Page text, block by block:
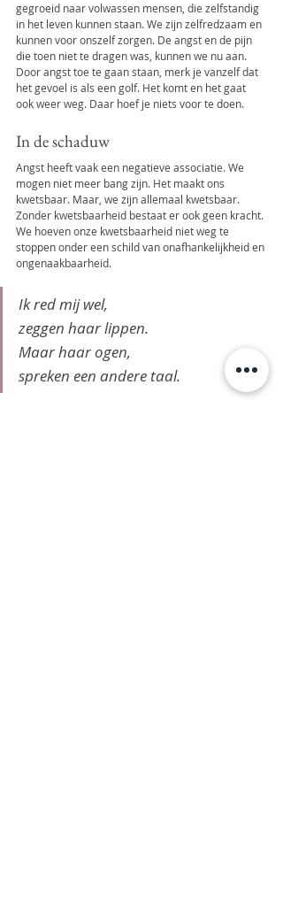
gegroeid naar volwassen mensen, die zelfstandig
in het leven kunnen staan. We zijn zelfredzaam en
kunnen voor onszelf zorgen. De angst en de pijn
die toen niet te dragen was, kunnen we nu aan.
Door angst toe te gaan staan, merk je vanzelf dat
het gevoel is als een golf. Het komt en het gaat
ook weer weg. Daar hoef je niets voor te doen.
In de schaduw
Angst heeft vaak een negatieve associatie. We
mogen niet meer bang zijn. Het maakt ons
kwetsbaar. Maar, we zijn allemaal kwetsbaar.
Zonder kwetsbaarheid bestaat er ook geen kracht.
We hoeven onze kwetsbaarheid niet weg te
stoppen onder een schild van onafhankelijkheid en
ongenaakbaarheid.
Ik red mij wel,
zeggen haar lippen.
Maar haar ogen,
spreken een andere taal.